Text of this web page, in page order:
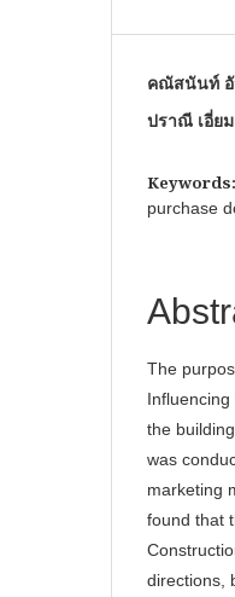
คณัสนันท์
ปราณี เอี่ย
Keywords:
purchase
The
the
was
marketing
found that
directions,